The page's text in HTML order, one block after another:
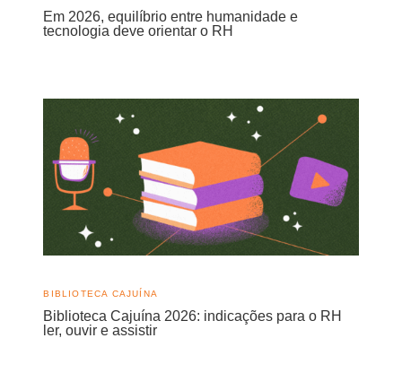
Em 2026, equilíbrio entre humanidade e
tecnologia deve orientar o RH
Biblioteca Cajuína 2026: indicações para o RH
ler, ouvir e assistir
BIBLIOTECA CAJUÍNA